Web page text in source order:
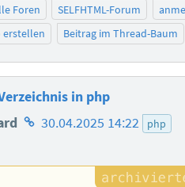
Foren SELFHTML-Forum
erstellen
Beitrag im Thread-Baum
in php
Homepage
Autors
30.04.2025 14:22 php